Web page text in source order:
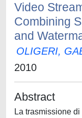
Video
Combining
and
OLIGERI,
2010
Abstract
La trasmissione